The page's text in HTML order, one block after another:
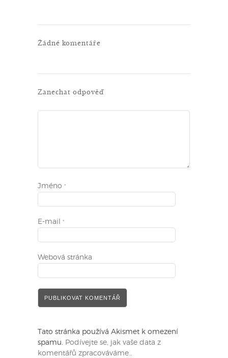
Žádné komentáře
Zanechat odpověď
Jméno *
E-mail *
Webová stránka
Tato stránka používá Akismet k omezení
spamu. Podívejte se, jak vaše data z
komentářů zpracováváme..